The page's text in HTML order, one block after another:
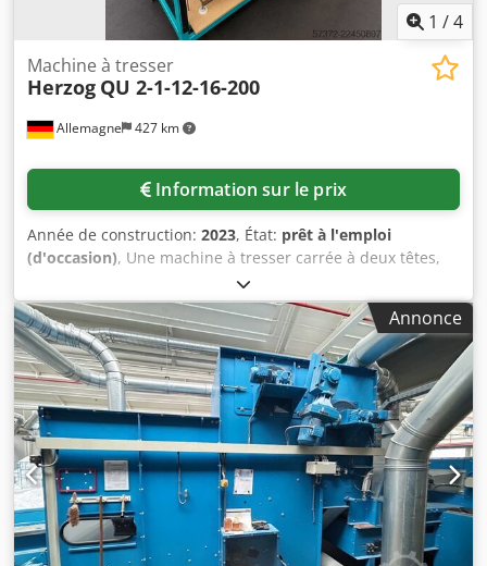
1 /4
Allemagne 427 km
Machine à tresser
Herzog QU 2-1-12-16-200
Information sur le prix
Année de construction: 2023, État: prêt à l'emploi
(d'occasion), Une machine à tresser carrée à deux têtes,
de marque Herzog, est disponible. Nombre de fuseaux
(tête 1/2) : 12/16, nombre de fuseaux pour le tressage en
tandem : 8, diamètre du rotor : 150 mm/200 mm, vitesse
(tête 1/2) : 175 tours/min/131 tours/min, diamètre de la
bobine : 55 mm, hauteur de la bobine : 130 mm, capacité
de la bobine : 265 cm³. Fournie avec 2 jeux de roues
interchangeables, 2 jeux de roues doubles, 28 bobines, 28
ressorts de tension du fil, 2 disques d’aspiration, 6
tambours en bois, 8 tubes de guidage, 2 plateaux de
tressage et un protège-fuseau. La machine n’a été utilisée
que pour quelques milliers de mètres et est donc en
excellent état. La documentation est disponible. Une visite
sur place est possible. Cedpfjzqfx Dox Ak Usha
Annonce